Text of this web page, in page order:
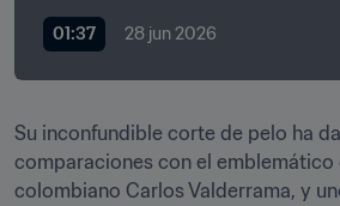
01:37 28 jun 2026
Su inconfundible corte de pelo ha
comparaciones con el
colombiano Carlos Valderrama, y